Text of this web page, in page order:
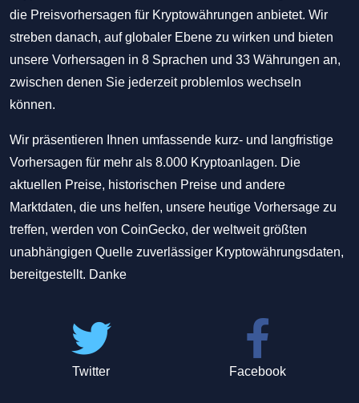
die Preisvorhersagen für Kryptowährungen anbietet. Wir
streben danach, auf globaler Ebene zu wirken und bieten
unsere Vorhersagen in 8 Sprachen und 33 Währungen an,
zwischen denen Sie jederzeit problemlos wechseln
können.
Wir präsentieren Ihnen umfassende kurz- und langfristige
Vorhersagen für mehr als 8.000 Kryptoanlagen. Die
aktuellen Preise, historischen Preise und andere
Marktdaten, die uns helfen, unsere heutige Vorhersage zu
treffen, werden von CoinGecko, der weltweit größten
unabhängigen Quelle zuverlässiger Kryptowährungsdaten,
bereitgestellt. Danke
Twitter Facebook